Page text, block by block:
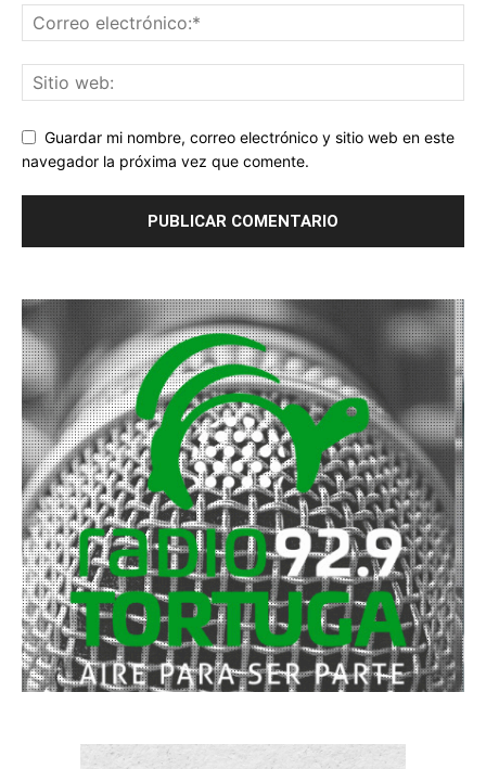
Guardar mi nombre, correo electrónico y sitio web en este
navegador la próxima vez que comente.